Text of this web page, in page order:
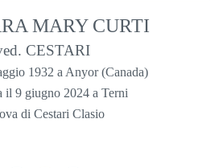
MARY CURTI
CESTARI
1932 a Anyor (Canada)
il 9 giugno 2024 a Terni
di Cestari Clasio